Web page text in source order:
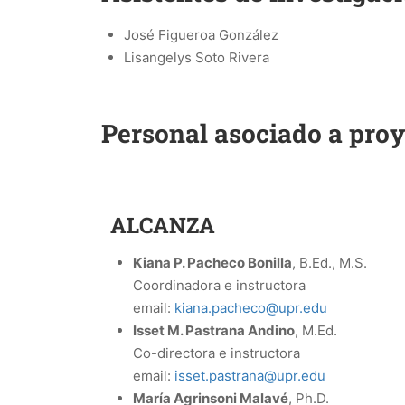
José Figueroa González
Lisangelys Soto Rivera
Personal asociado a
ALCANZA
Kiana P. Pacheco Bonilla, B.Ed., M.S.
Coordinadora e instructora
email: kiana.pacheco@upr.edu
Isset M. Pastrana Andino, M.Ed.
Co-directora e instructora
email: isset.pastrana@upr.edu
María Agrinsoni Malavé, Ph.D.